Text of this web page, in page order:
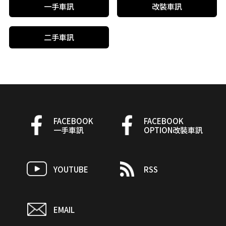
一手車訊 改裝車訊
二手車訊
FACEBOOK
一手車訊
FACEBOOK
OPTION改裝車訊
YOUTUBE RSS
EMAIL